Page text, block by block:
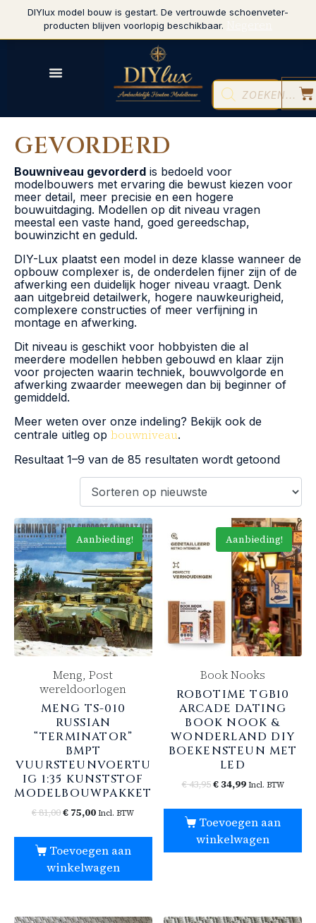
DIYlux model bouw is gestart. De vertrouwde schoenveter-
producten blijven voorlopig beschikbaar.
GEVORDERD
Bouwniveau gevorderd is bedoeld voor
modelbouwers met ervaring die bewust kiezen voor
meer detail, meer precisie en een hogere
bouwuitdaging. Modellen op dit niveau vragen
meestal een vaste hand, goed gereedschap,
bouwinzicht en geduld.
DIY-Lux plaatst een model in deze klasse wanneer de
opbouw complexer is, de onderdelen fijner zijn of de
afwerking een duidelijk hoger niveau vraagt. Denk
aan uitgebreid detailwerk, hogere nauwkeurigheid,
complexere constructies of meer verfijning in
montage en afwerking.
Dit niveau is geschikt voor hobbyisten die al
meerdere modellen hebben gebouwd en klaar zijn
voor projecten waarin techniek, bouwvolgorde en
afwerking zwaarder meewegen dan bij beginner of
gemiddeld.
Meer weten over onze indeling? Bekijk ook de
centrale uitleg op bouwniveau.
Resultaat 1–9 van de 85 resultaten wordt getoond
Aanbieding!
Meng, Post
wereldoorlogen
MENG TS-010
RUSSIAN
“TERMINATOR”
BMPT
VUURSTEUNVOERTU
IG 1:35 KUNSTSTOF
MODELBOUWPAKKET
€81,00€ 75,00 Incl. BTW
Toevoegen aan
winkelwagen
Aanbieding!
Book Nooks
ROBOTIME TGB10
ARCADE DATING
BOOK NOOK &
WONDERLAND DIY
BOEKENSTEUN MET
LED
€43,95€34,99 Incl. BTW
Toevoegen aan
winkelwagen